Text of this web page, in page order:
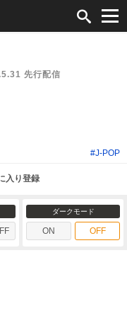
先行配信
#J-POP
入り登録
ダークモード
ON OFF